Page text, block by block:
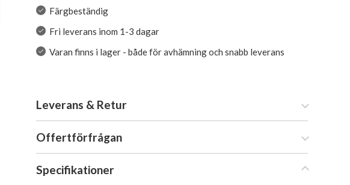
Färgbeständig
Fri leverans inom 1-3 dagar
Varan finns i lager - både för avhämning och snabb leverans
Leverans & Retur
Offertförfrågan
Specifikationer